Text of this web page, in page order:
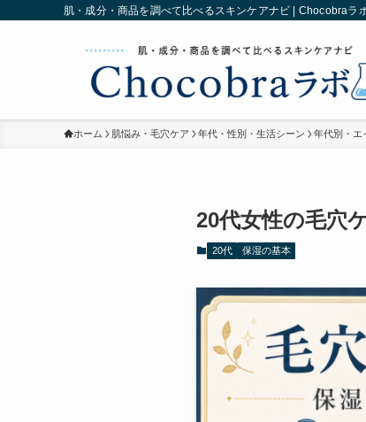
肌・成分・商品を調べて比べるスキンケアナビ | Chocobraラ
ホーム 肌悩み・毛穴ケア 年代・性別・生活シーン 年代別・エ
20代女性の毛穴
20代 保湿の基本